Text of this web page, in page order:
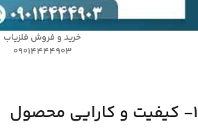
خرید و فروش فلزیاب
09014444903
۱- کیفیت و کارایی محصول